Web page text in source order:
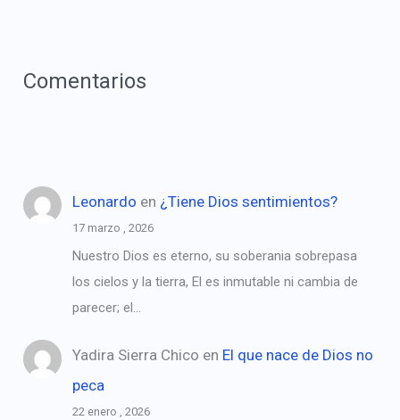
Comentarios
Leonardo en ¿Tiene Dios sentimientos?
17 marzo , 2026
Nuestro Dios es eterno, su soberania sobrepasa
los cielos y la tierra, El es inmutable ni cambia de
parecer; el…
Yadira Sierra Chico en El que nace de Dios no
peca
22 enero , 2026